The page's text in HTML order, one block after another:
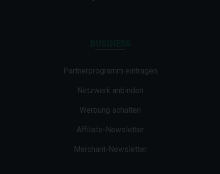
Partnerprogramm eintragen
Netzwerk anbinden
Werbung schalten
Affiliate-Newsletter
Merchant-Newsletter